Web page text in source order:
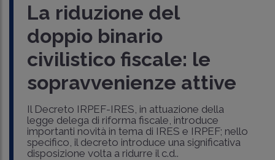
La riduzione del
doppio binario
civilistico fiscale: le
sopravvenienze attive
Il Decreto IRPEF-IRES, in attuazione della
legge delega di riforma fiscale, introduce
importanti novità in tema di IRES e IRPEF; nello
specifico, il decreto introduce una significativa
disposizione volta a ridurre il c.d..